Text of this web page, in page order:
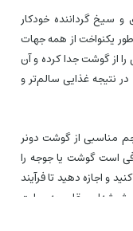
و سیخ گرداننده خودکار
یکنواخت از همه جهات
از گوشت جدا کرده و آن
نتیجه غذایی سالم‌تر و
مناسبی از گوشت دونر
است گوشت یا جوجه را
و اجازه دهید تا فرآیند
مقاوم به حرارت